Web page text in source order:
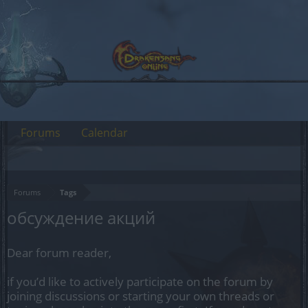
Forums Tags
обсуждение акций
Dear forum reader,
if you’d like to actively participate on the forum by
joining discussions or starting your own threads or
Forums Calendar